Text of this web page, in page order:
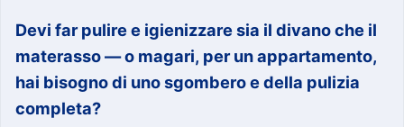
Devi far pulire e igienizzare sia il divano che il
materasso — o magari, per un appartamento,
hai bisogno di uno sgombero e della pulizia
completa?